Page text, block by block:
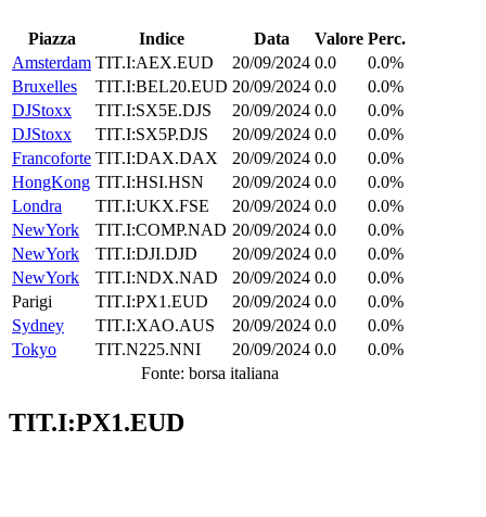
Piazza Indice Data Valore Perc.
Amsterdam TIT.I:AEX.EUD 20/09/2024 0.0
0.0%
Bruxelles
TIT.I:BEL20.EUD 20/09/2024 0.0
0.0%
DJStoxx
TIT.I:SX5E.DJS 20/09/2024 0.0
0.0%
DJStoxx
TIT.I:SX5P.DJS 20/09/2024 0.0
0.0%
Francoforte TIT.I:DAX.DAX 20/09/2024 0.0
0.0%
HongKong TIT.I:HSI.HSN 20/09/2024 0.0
0.0%
Londra
TIT.I:UKX.FSE 20/09/2024 0.0
0.0%
NewYork
TIT.I:COMP.NAD 20/09/2024 0.0
0.0%
NewYork
TIT.I:DJI.DJD 20/09/2024 0.0
0.0%
NewYork
TIT.I:NDX.NAD 20/09/2024 0.0
0.0%
Parigi
TIT.I:PX1.EUD 20/09/2024 0.0
0.0%
Sydney
TIT.I:XAO.AUS 20/09/2024 0.0
0.0%
Tokyo
TIT.N225.NNI 20/09/2024 0.0
0.0%
Fonte: borsa italiana
TIT.I:PX1.EUD